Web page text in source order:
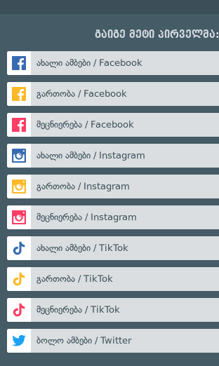
გაიგე მეტი პირველმა:
ახალი ამბები / Facebook
გართობა / Facebook
მეცნიერება / Facebook
ახალი ამბები / Instagram
გართობა / Instagram
მეცნიერება / Instagram
ახალი ამბები / TikTok
გართობა / TikTok
მეცნიერება / TikTok
ბოლო ამბები / Twitter